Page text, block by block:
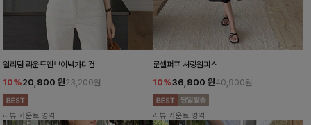
윌리덤 라운드앤브이넥가디건
10%20,900 원23,200원
리뷰 카운트 영역
룬셀퍼프 셔링원피스
10%36,900 원40,900원
리뷰 카운트 영역